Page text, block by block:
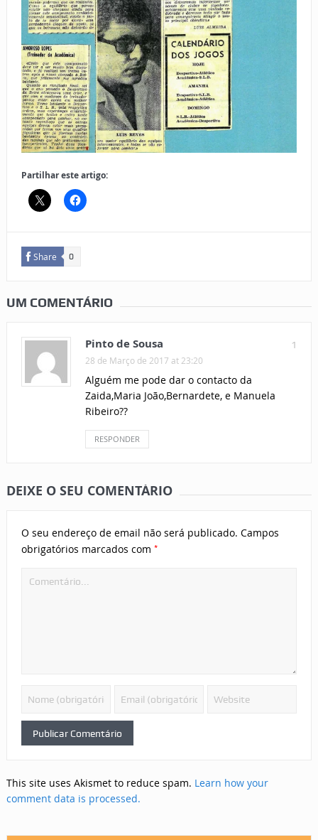
Partilhar este artigo:
Share 0
UM COMENTÁRIO
1
Pinto de Sousa
28 de Março de 2017 at 23:20
Alguém me pode dar o contacto da
Zaida,Maria João,Bernardete, e Manuela
Ribeiro??
RESPONDER
DEIXE O SEU COMENTÁRIO
O seu endereço de email não será publicado. Campos
obrigatórios marcados com *
This site uses Akismet to reduce spam. Learn how your
comment data is processed.